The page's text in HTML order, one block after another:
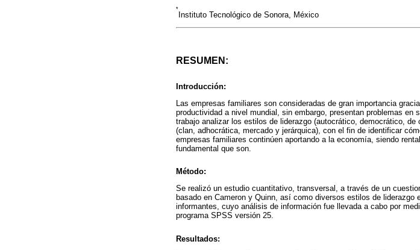
*
Instituto Tecnológico de Sonora, México
RESUMEN:
Introducción:
Las empresas familiares son consideradas de gran importancia
productividad a nivel mundial, sin embargo, presentan problemas
trabajo analizar los estilos de liderazgo (autocrático, democrático,
(clan, adhocrática, mercado y jerárquica), con el fin de identificar
empresas familiares continúen aportando a la economía, siendo
fundamental que son.
Método:
Se realizó un estudio cuantitativo, transversal, a través de un
basado en Cameron y Quinn, así como diversos estilos de
informantes, cuyo análisis de información fue llevada a cabo por
programa SPSS versión 25.
Resultados: